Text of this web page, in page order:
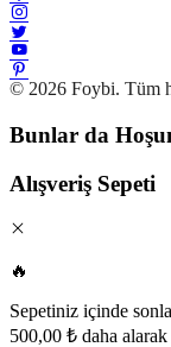
© 2026 Foybi. Tüm
Bunlar da
Alışveriş Sepeti
🔥
Sepetiniz içinde
500,00 ₺ daha